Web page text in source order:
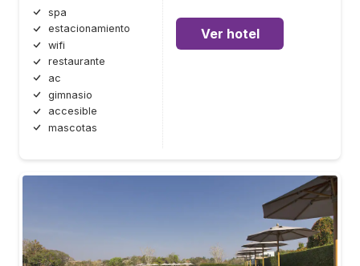
spa
estacionamiento
wifi
restaurante
ac
gimnasio
accesible
mascotas
Ver hotel